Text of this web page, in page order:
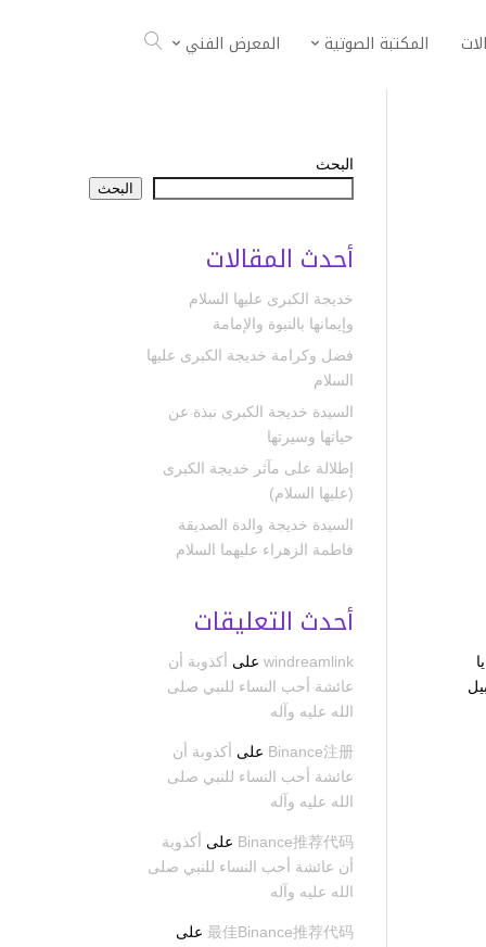
المكتبة الصوتية المعرض الفني
البحث
البحث
أحدث المقالات
خديجة الكبرى عليها السلام
وإيمانها بالنبوة والإمامة
فضل وكرامة خديجة الكبرى عليها
السلام
السيدة خديجة الكبرى نبذة عن
حياتها وسيرتها
إطلالة على مآثر خديجة الكبرى
(عليها السلام)
السيدة خديجة والدة الصديقة
فاطمة الزهراء عليهما السلام
أحدث التعليقات
windreamlink على أكذوبة أن
عائشة أحب النساء للنبي صلى
الله عليه وآله
Binance注册 على أكذوبة أن
عائشة أحب النساء للنبي صلى
الله عليه وآله
Binance推荐代码 على أكذوبة
أن عائشة أحب النساء للنبي صلى
الله عليه وآله
最佳Binance推荐代码 على